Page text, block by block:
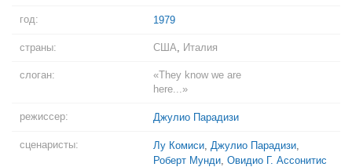
год: 1979
страны: США, Италия
слоган:
«They know we are
here...»
режиссер: Джулио Парадизи
сценаристы: Лу Комиси, Джулио Парадизи,
Роберт Мунди, Овидио Г. Ассонитис